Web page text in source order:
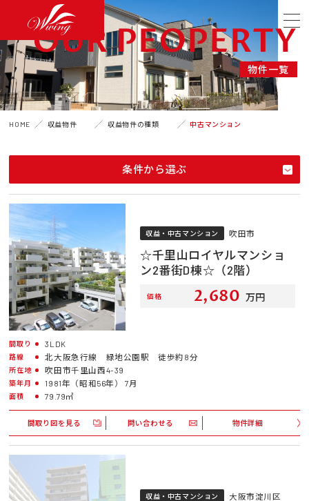
OUR PEOPERTY
物件一覧
HOME 収益物件 収益物件の種類 中古マンション
条件から選ぶ
収益・中古マンション 吹田市
☆千里山ロイヤルマンショ
ン2番街D棟☆（2階）
価格 2,680 万円
間取り 3LDK
路線 北大阪急行線 緑地公園駅 徒歩約8分
所在地 吹田市千里山西4-39
築年月 1981年（昭和56年） 7月
面積 79.79㎡
間取り図を見る 問い合わせる 物件詳細
収益・中古マンション 大阪市淀川区